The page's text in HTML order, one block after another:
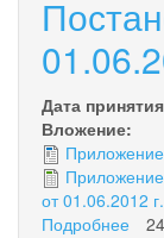
100
Дата
Вложение:
от 01.06.2012 г.
Подробнее